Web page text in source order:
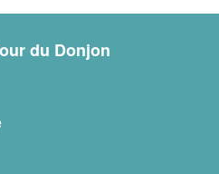
du Donjon